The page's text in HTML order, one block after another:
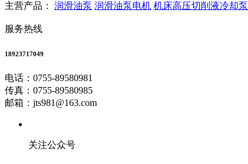
主营产品： 润滑油泵 润滑油泵电机 机床高压切削液冷却泵
服务热线
18923717049
电话：0755-89580981
传真：0755-89580985
邮箱：jts981@163.com
关注公众号